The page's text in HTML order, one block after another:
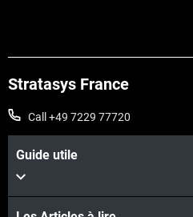
Stratasys France
Call +49 7229 77720
Guide utile